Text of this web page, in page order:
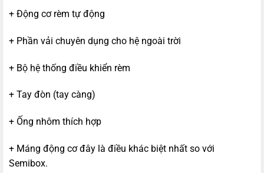
+ Động cơ rèm tự động
+ Phần vải chuyên dụng cho hệ ngoài trời
+ Bộ hệ thống điều khiển rèm
+ Tay đòn (tay càng)
+ Ống nhôm thích hợp
+ Máng động cơ đây là điều khác biệt nhất so với
Semibox.